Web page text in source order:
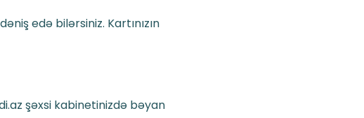
edə bilərsiniz. Kartınızın
şəxsi kabinetinizdə bəyan